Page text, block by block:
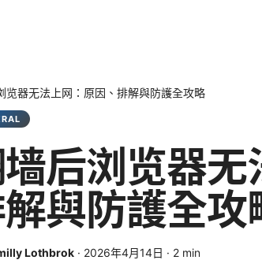
览器无法上网：原因、排解與防護全攻略
后浏览器无
與防護全攻
Lothbrok · 2026年4月14日 · 2 min